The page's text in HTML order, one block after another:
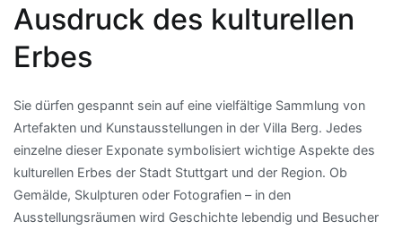
Ausdruck des kulturellen
Erbes
Sie dürfen gespannt sein auf eine vielfältige Sammlung von
Artefakten und Kunstausstellungen in der Villa Berg. Jedes
einzelne dieser Exponate symbolisiert wichtige Aspekte des
kulturellen Erbes der Stadt Stuttgart und der Region. Ob
Gemälde, Skulpturen oder Fotografien – in den
Ausstellungsräumen wird Geschichte lebendig und Besucher